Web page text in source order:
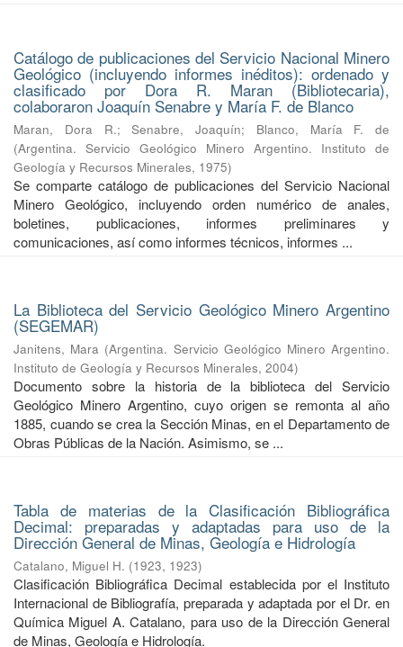
Catálogo de publicaciones del Servicio Nacional Minero
Geológico (incluyendo informes inéditos): ordenado y
clasificado por Dora R. Maran (Bibliotecaria),
colaboraron Joaquín Senabre y María F. de Blanco
Maran, Dora R.;Senabre, Joaquín; Blanco, María F. de
(Argentina. Servicio Geológico Minero Argentino. Instituto de
Geología y Recursos Minerales, 1975)
Se comparte catálogo de publicaciones del Servicio Nacional
Minero Geológico, incluyendo orden numérico de anales,
boletines, publicaciones, informes preliminares y
comunicaciones, así como informes técnicos, informes ...
La Biblioteca del Servicio Geológico Minero Argentino
(SEGEMAR)
Janitens, Mara (Argentina. Servicio Geológico Minero Argentino.
Instituto de Geología y Recursos Minerales, 2004)
Documento sobre la historia de la biblioteca del Servicio
Geológico Minero Argentino, cuyo origen se remonta al año
1885, cuando se crea la Sección Minas, en el Departamento de
Obras Públicas de la Nación. Asimismo, se ...
Tabla de materias de la Clasificación Bibliográfica
Decimal: preparadas y adaptadas para uso de la
Dirección General de Minas, Geología e Hidrología
Catalano, Miguel H. (1923, 1923)
Clasificación Bibliográfica Decimal establecida por el Instituto
Internacional de Bibliografía, preparada y adaptada por el Dr. en
Química Miguel A. Catalano, para uso de la Dirección General
de Minas, Geología e Hidrología.